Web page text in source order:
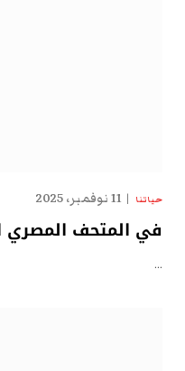
حياتنا 11 نوفمبر، 2025
في المتحف المصري
…